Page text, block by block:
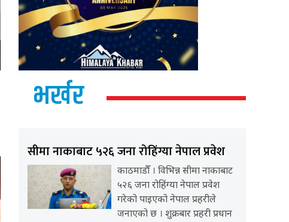
भर्खर
सीमा नाकाबाट ५२६ जना रोहिंग्या नेपाल प्रवेश
काठमाडौँ । विभिन्न सीमा नाकाबाट
५२६ जना रोहिंग्या नेपाल प्रवेश
गरेको पाइएको नेपाल प्रहरीले
जनाएको छ । शुक्रबार प्रहरी प्रधान